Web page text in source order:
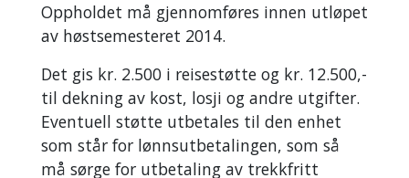
Oppholdet må gjennomføres innen utløpet
av høstsemesteret 2014.
Det gis kr. 2.500 i reisestøtte og kr. 12.500,-
til dekning av kost, losji og andre utgifter.
Eventuell støtte utbetales til den enhet
som står for lønnsutbetalingen, som så
må sørge for utbetaling av trekkfritt